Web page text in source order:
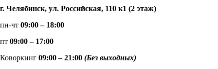
г. Челябинск, ул. Российская, 110 к1 (2 этаж)
пн-чт 09:00 – 18:00
пт 09:00 – 17:00
Коворкинг 09:00 – 21:00 (Без выходных)